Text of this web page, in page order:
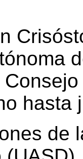
hasta
de